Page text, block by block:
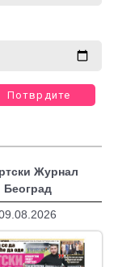
Потврдите
Журнал
Београд